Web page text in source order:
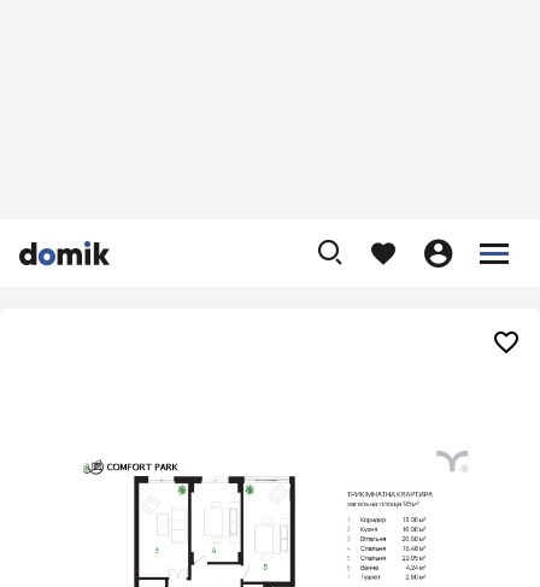


    


